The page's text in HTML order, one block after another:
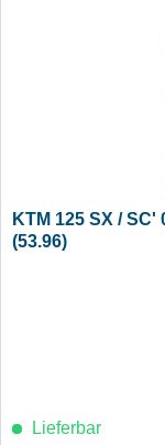
KTM 125 SX /
(53.96)
Lieferbar